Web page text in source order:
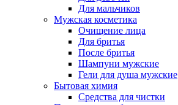
Для мальчиков
Мужская косметика
Очищение лица
Для бритья
После бритья
Шампуни мужские
Гели для душа мужские
Бытовая химия
Средства для чистки